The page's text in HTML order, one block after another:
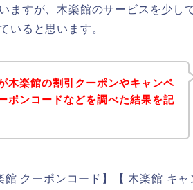
ますが、木楽館のサービスを少し
いると思います。
木楽館の割引クーポンやキャンペ
ポンコードなどを調べた結果を記
クーポンコード】【 木楽館 キャ